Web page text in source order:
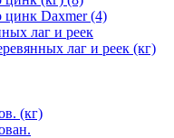
цинк Daxmer(4)
лаг и реек
лаг и реек (кг)
(кг)